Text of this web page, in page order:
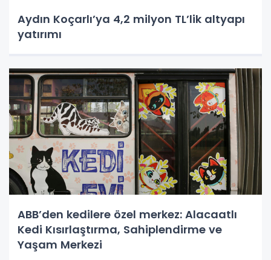
Aydın Koçarlı’ya 4,2 milyon TL’lik altyapı
yatırımı
ABB’den kedilere özel merkez: Alacaatlı
Kedi Kısırlaştırma, Sahiplendirme ve
Yaşam Merkezi